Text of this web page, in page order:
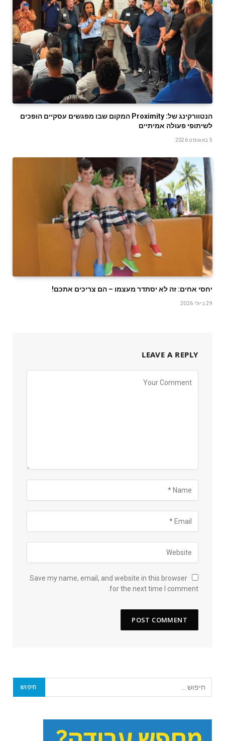
‬לשיתופי‭ ‬פעולה‭ ‬אמיתיים
5 באוגוסט 2026
יחסי אחים: זה לא יסתדר מעצמו – הם צריכים אתכם!
29 ביולי 2026
LEAVE A REPLY
Save my name, email, and website in this browser
for the next time I comment.